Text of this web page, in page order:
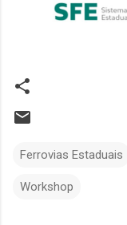
Ferrovias Estaduais
Workshop